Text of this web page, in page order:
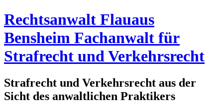
Zum
Inhalt
springen
Rechtsanwalt Flauaus
Bensheim Fachanwalt für
Strafrecht und Verkehrsrecht
Strafrecht und Verkehrsrecht aus der
Sicht des anwaltlichen Praktikers